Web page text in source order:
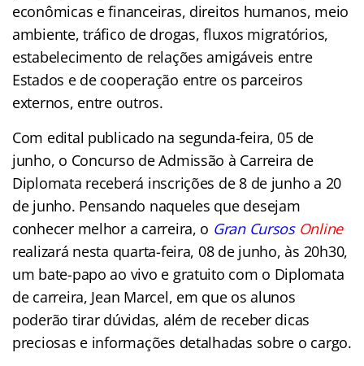
econômicas e financeiras, direitos humanos, meio
ambiente, tráfico de drogas, fluxos migratórios,
estabelecimento de relações amigáveis entre
Estados e de cooperação entre os parceiros
externos, entre outros.
Com edital publicado na segunda-feira, 05 de
junho, o Concurso de Admissão à Carreira de
Diplomata receberá inscrições de 8 de junho a 20
de junho. Pensando naqueles que desejam
conhecer melhor a carreira, o Gran Cursos Online
realizará nesta quarta-feira, 08 de junho, às 20h30,
um bate-papo ao vivo e gratuito com o Diplomata
de carreira, Jean Marcel, em que os alunos
poderão tirar dúvidas, além de receber dicas
preciosas e informações detalhadas sobre o cargo.